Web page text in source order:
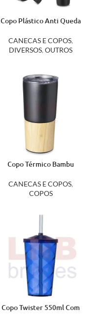
Copo Plástico Anti Queda
CANECAS E COPOS,
DIVERSOS, OUTROS
Copo Térmico Bambu
CANECAS E COPOS,
COPOS
Copo Twister 550ml Com